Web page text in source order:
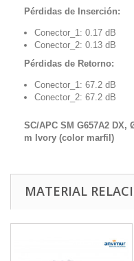
Pérdidas de Inserción:
Conector_1: 0.17 dB
Conector_2: 0.13 dB
Pérdidas de Retorno:
Conector_1: 67.2 dB
Conector_2: 67.2 dB
SC/APC SM G657A2 DX,
m Ivory (color marfil)
MATERIAL